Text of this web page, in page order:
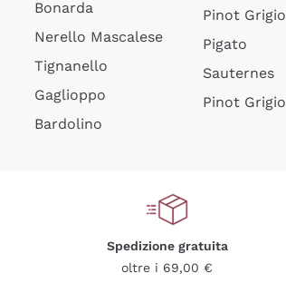
Bonarda
Nerello Mascalese
Tignanello
Gaglioppo
Bardolino
Pinot Grigio
Pigato
Sauternes
Pinot Grigio
Spedizione gratuita
oltre i 69,00 €